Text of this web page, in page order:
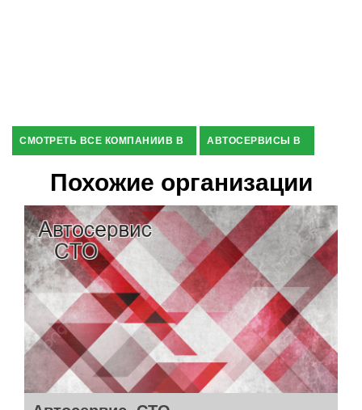
СМОТРЕТЬ ВСЕ КОМПАНИИВ В АВТОСЕРВИСЫ В
Похожие организации